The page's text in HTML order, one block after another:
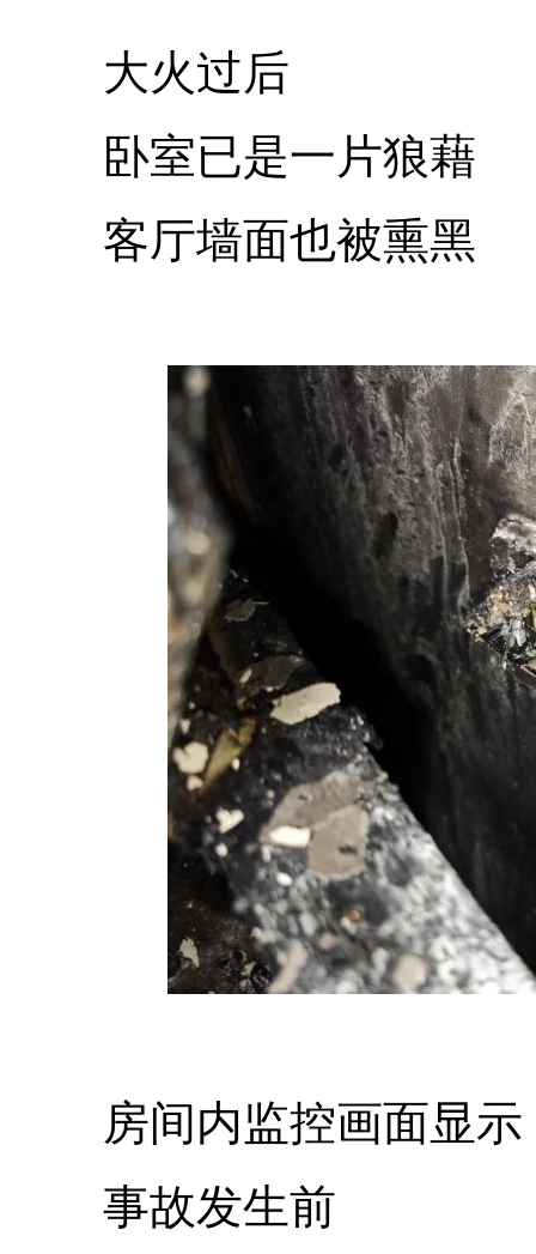
大火过后
卧室已是一片狼藉
客厅墙面也被熏黑
房间内监控画面显示
事故发生前